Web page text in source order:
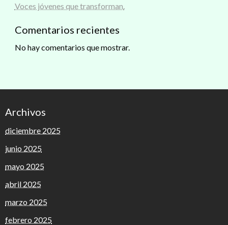
Voces jóvenes que transforman.
Comentarios recientes
No hay comentarios que mostrar.
Archivos
diciembre 2025
junio 2025
mayo 2025
abril 2025
marzo 2025
febrero 2025